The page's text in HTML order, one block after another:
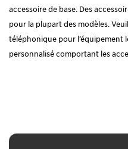
accessoire de base. Des
pour la plupart des modèles.
téléphonique pour
personnalisé comportant les